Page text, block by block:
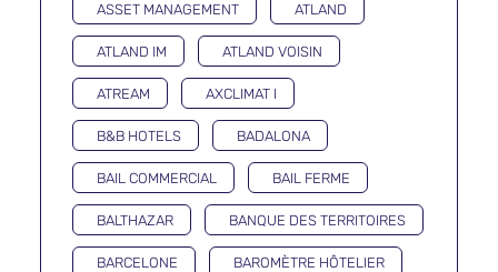
ASSET MANAGEMENT ATLAND
ATLAND IM ATLAND VOISIN
ATREAM AXCLIMAT I
B&B HOTELS BADALONA
BAIL COMMERCIAL BAIL FERME
BALTHAZAR BANQUE DES TERRITOIRES
BARCELONE BAROMÈTRE HÔTELIER